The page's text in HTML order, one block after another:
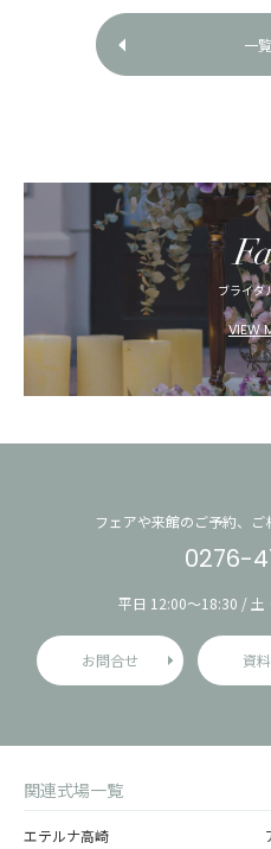
一
ブライダ
VIEW
フェアや来館のご予約、
0276-
平日 12:00〜18:30 / 土
お問合せ 資
関連式場一覧
エテルナ高崎